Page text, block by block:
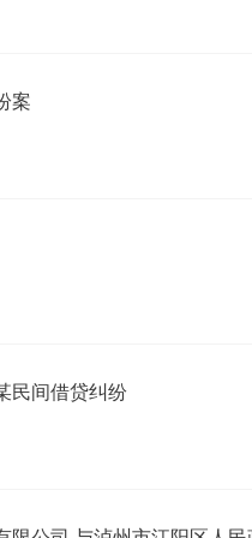
案
民间借贷纠纷